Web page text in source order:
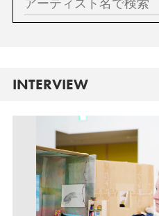
INTERVIEW